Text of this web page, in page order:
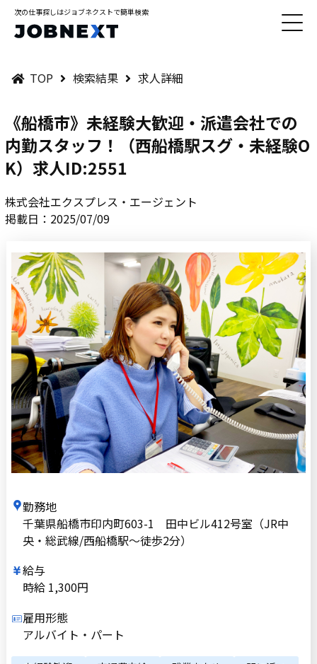
次の仕事探しはジョブネクストで簡単検索
TOP 検索結果 求人詳細
《船橋市》未経験大歓迎・派遣会社での
内勤スタッフ！（西船橋駅スグ・未経験O
K）求人ID:2551
株式会社エクスプレス・エージェント
掲載日：2025/07/09
勤務地
千葉県船橋市印内町603-1 田中ビル412号室（JR中
央・総武線/西船橋駅〜徒歩2分）
給与
時給 1,300円
雇用形態
アルバイト・パート